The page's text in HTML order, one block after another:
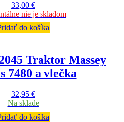
33,00 €
nie je skladom
do košíka
Traktor Massey
7480 a vlečka
32,95 €
Na sklade
do košíka